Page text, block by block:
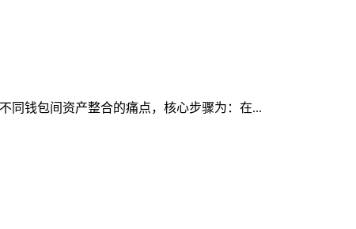
同钱包间资产整合的痛点，核心步骤为：在...